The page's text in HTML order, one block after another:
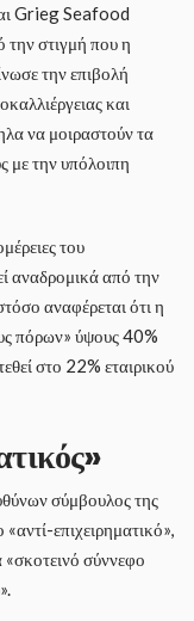
Grieg Seafood
στιγμή που η
την επιβολή
και
να μοιραστούν τα
με την υπόλοιπη
του
αναδρομικά από την
αναφέρεται ότι η
πόρων» ύψους 40%
στο 22% εταιρικού
σύμβουλος της
επιχειρηματικό»,
«σκοτεινό σύννεφο